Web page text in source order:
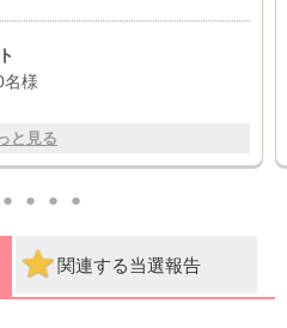
様
と見る
● ● ● ●
関連する当選報告